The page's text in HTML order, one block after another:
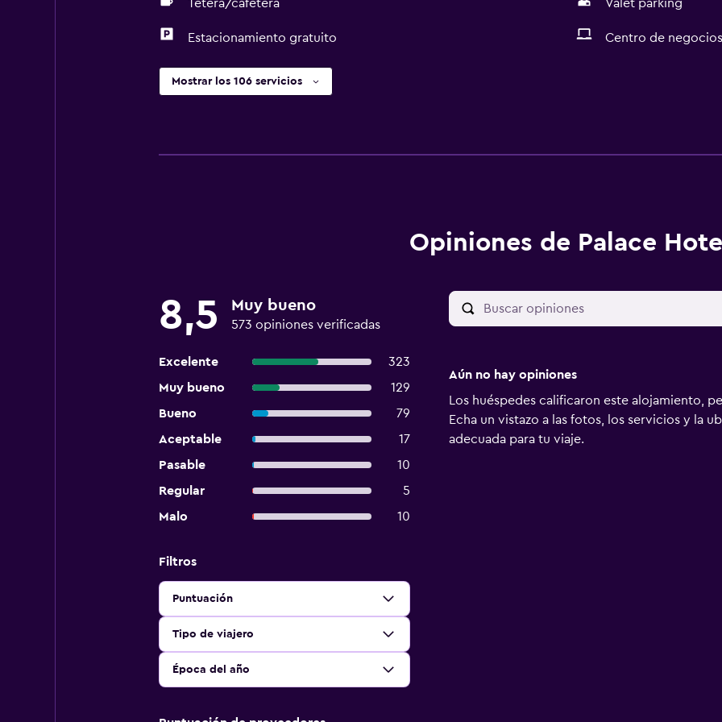
Tetera/cafetera Valet parking
Estacionamiento gratuito Centro de negocios
Mostrar los 106 servicios
Opiniones de Palace Hotel
8,5 Muy bueno
573 opiniones verificadas
Excelente
323
Muy bueno
129
Bueno
79
Aceptable
17
Pasable
10
Regular
5
Malo
10
Filtros
Puntuación
Tipo de viajero
Época del año
Aún no hay opiniones
Los huéspedes calificaron este alojamiento,
Echa un vistazo a las fotos, los servicios y la
adecuada para tu viaje.